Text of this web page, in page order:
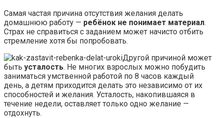
Самая частая причина отсутствия желания делать
домашнюю работу — ребёнок не понимает материал.
Страх не справиться с заданием может начисто отбить
стремление хотя бы попробовать.
Другой причиной может
быть усталость. Не многих взрослых можно побудить
заниматься умственной работой по 8 часов каждый
день, а детям приходится делать это независимо от их
способностей и желания. Усталость, накопившаяся в
течение недели, оставляет только одно желание —
отдохнуть.